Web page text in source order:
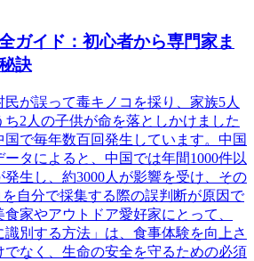
ガイド：初心者から専門家ま
訣
が誤って毒キノコを採り、家族5人
2人の子供が命を落としかけました
で毎年数百回発生しています。中国
タによると、中国では年間1000件以
発生し、約3000人が影響を受け、その
自分で採集する際の誤判断が原因で
家やアウトドア愛好家にとって、
識別する方法」は、食事体験を向上さ
なく、生命の安全を守るための必須